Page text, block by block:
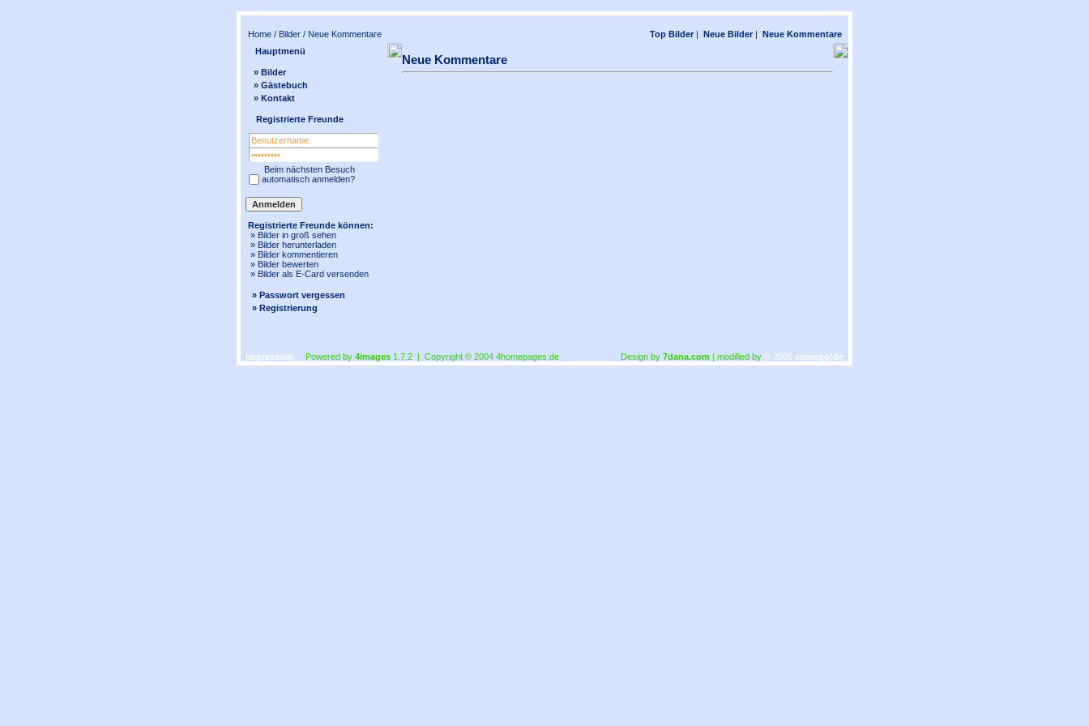
Home / Bilder / Neue Kommentare Top Bilder | Neue Bilder | Neue Kommentare
Hauptmenü
» Bilder
» Gästebuch
» Kontakt
Registrierte Freunde
Beim nächsten Besuch
automatisch anmelden?
Registrierte Freunde können:
» Bilder in groß sehen
» Bilder herunterladen
» Bilder kommentieren
» Bilder bewerten
» Bilder als E-Card versenden
» Passwort vergessen
» Registrierung
Neue Kommentare
Impressum Powered by 4images 1.7.2 | Copyright © 2004 4homepages.de Design by 7dana.com | modified by © 2006 comego!de